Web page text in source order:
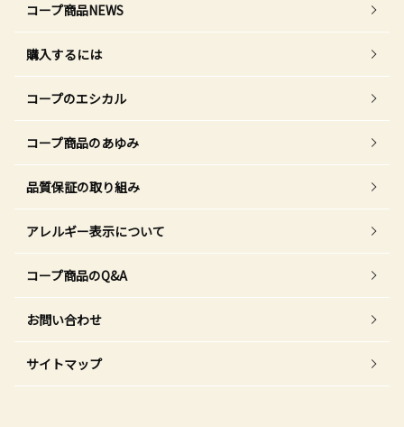
コープ商品NEWS
購入するには
コープのエシカル
コープ商品のあゆみ
品質保証の取り組み
アレルギー表示について
コープ商品のQ&A
お問い合わせ
サイトマップ